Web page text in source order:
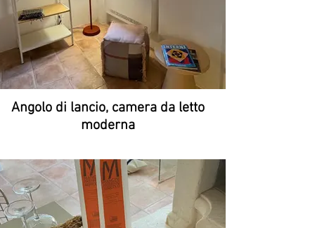
Angolo di lancio, camera da letto
moderna